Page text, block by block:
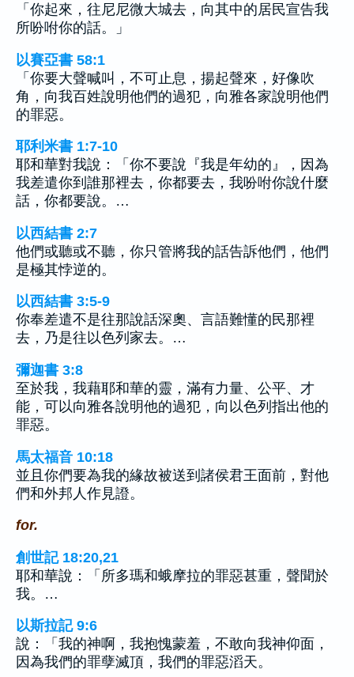
「你起來，往尼尼微大城去，向其中的居民宣告我
所吩咐你的話。」
以賽亞書 58:1
「你要大聲喊叫，不可止息，揚起聲來，好像吹
角，向我百姓說明他們的過犯，向雅各家說明他們
的罪惡。
耶利米書 1:7-10
耶和華對我說：「你不要說『我是年幼的』，因為
我差遣你到誰那裡去，你都要去，我吩咐你說什麼
話，你都要說。…
以西結書 2:7
他們或聽或不聽，你只管將我的話告訴他們，他們
是極其悖逆的。
以西結書 3:5-9
你奉差遣不是往那說話深奧、言語難懂的民那裡
去，乃是往以色列家去。…
彌迦書 3:8
至於我，我藉耶和華的靈，滿有力量、公平、才
能，可以向雅各說明他的過犯，向以色列指出他的
罪惡。
馬太福音 10:18
並且你們要為我的緣故被送到諸侯君王面前，對他
們和外邦人作見證。
for.
創世記 18:20,21
耶和華說：「所多瑪和蛾摩拉的罪惡甚重，聲聞於
我。…
以斯拉記 9:6
說：「我的神啊，我抱愧蒙羞，不敢向我神仰面，
因為我們的罪孽滅頂，我們的罪惡滔天。